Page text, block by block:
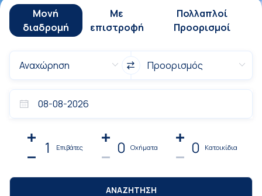
Μονή
διαδρομή
Με
επιστροφή
Πολλαπλοί
Προορισμοί
1 Επιβάτες 0 Οχήματα 0 Κατοικίδια
ΑΝΑΖΗΤΗΣΗ